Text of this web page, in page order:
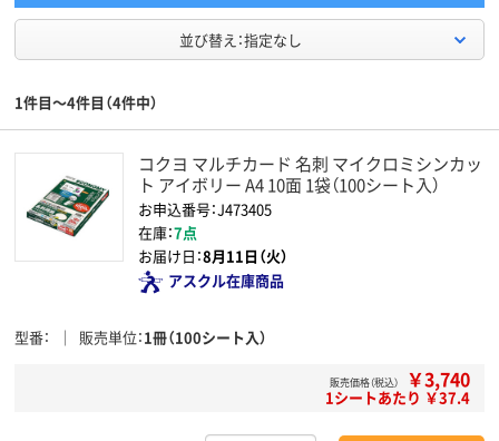
並び替え：指定なし
1件目～4件目（4件中）
コクヨ マルチカード 名刺 マイクロミシンカッ
ト アイボリー A4 10面 1袋（100シート入）
お申込番号：J473405
在庫：7点
お届け日：8月11日（火）
アスクル在庫商品
型番 販売単位 1冊（100シート入）
販売価格（税込） ￥3,740
1シートあたり ￥37.4